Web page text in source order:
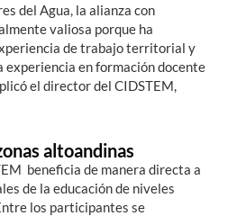
del Agua, la alianza con
valiosa porque ha
de trabajo territorial y
en formación docente
el director del CIDSTEM,
altoandinas
beneficia de manera directa a
de la educación de niveles
los participantes se